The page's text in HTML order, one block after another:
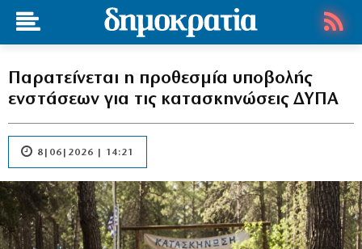
Παρατείνεται η προθεσμία υποβολής
ενστάσεων για τις κατασκηνώσεις ΔΥΠΑ
8|06|2026 | 14:21